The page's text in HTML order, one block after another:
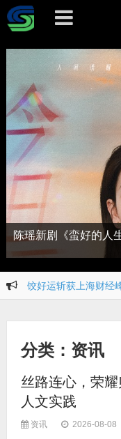
突破！苏商银行再登
绿色转型新引擎 凯利
智能零售崛起 京东AI
分类：资讯
丝路连心，荣
人文实践
资讯 2026-08-08